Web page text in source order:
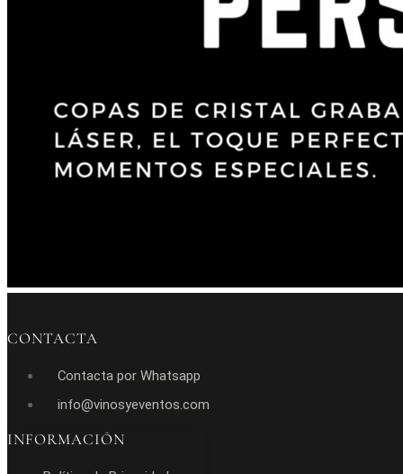
CONTACTA
Contacta por Whatsapp
info@vinosyeventos.com
INFORMACIÓN